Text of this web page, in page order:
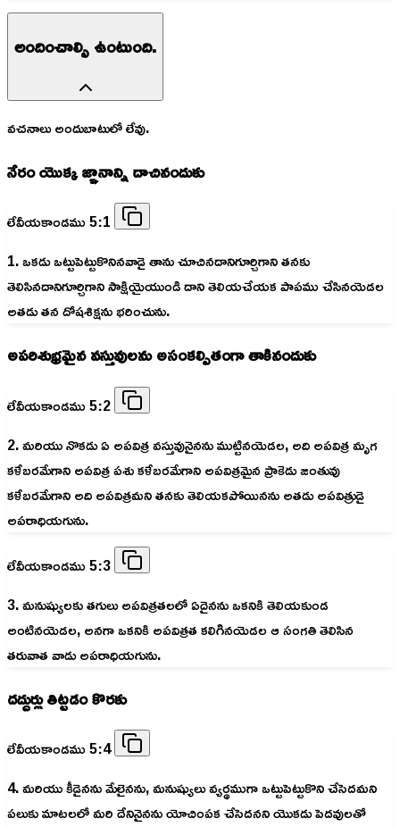
అందించాల్సి ఉంటుంది.
వచనాలు అందుబాటులో లేవు.
నేరం యొక్క జ్ఞానాన్ని దాచినందుకు
లేవీయకాండము 5:1
1. ఒకడు ఒట్టుపెట్టుకొనినవాడై తాను చూచినదానిగూర్చిగాని తనకు
తెలిసినదానిగూర్చిగాని సాక్షియైయుండి దాని తెలియచేయక పాపము చేసినయెడల
అతడు తన దోషశిక్షను భరించును.
అపరిశుభ్రమైన వస్తువులను అసంకల్పితంగా తాకినందుకు
లేవీయకాండము 5:2
2. మరియు నొకడు ఏ అపవిత్ర వస్తువునైనను ముట్టినయెడల, అది అపవిత్ర మృగ
కళేబరమేగాని అపవిత్ర పశు కళేబరమేగాని అపవిత్రమైన ప్రాకెడు జంతువు
కళేబరమేగాని అది అపవిత్రమని తనకు తెలియకపోయినను అతడు అపవిత్రుడై
అపరాధియగును.
లేవీయకాండము 5:3
3. మనుష్యులకు తగులు అపవిత్రతలలో ఏదైనను ఒకనికి తెలియకుండ
అంటినయెడల, అనగా ఒకనికి అపవిత్రత కలిగినయెడల ఆ సంగతి తెలిసిన
తరువాత వాడు అపరాధియగును.
దద్దుర్లు తిట్టడం కొరకు
లేవీయకాండము 5:4
4. మరియు కీడైనను మేలైనను, మనుష్యులు వ్యర్థముగా ఒట్టుపెట్టుకొని చేసెదమని
పలుకు మాటలలో మరి దేనినైనను యోచింపక చేసెదనని యొకడు పెదవులతో